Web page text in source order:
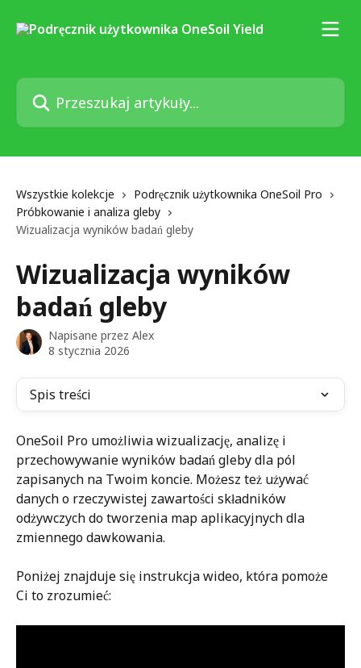
Przeszukaj artykuły...
Wszystkie kolekcje
Podręcznik użytkownika OneSoil Pro
Próbkowanie i analiza gleby
Wizualizacja wyników badań gleby
Wizualizacja wyników
badań gleby
Napisane przez Alex
8 stycznia 2026
Spis treści
OneSoil Pro umożliwia wizualizację, analizę i
przechowywanie wyników badań gleby dla pól
zapisanych na Twoim koncie. Możesz też używać
danych o rzeczywistej zawartości składników
odżywczych do tworzenia map aplikacyjnych dla
zmiennego dawkowania.
Poniżej znajduje się instrukcja wideo, która pomoże
Ci to zrozumieć: